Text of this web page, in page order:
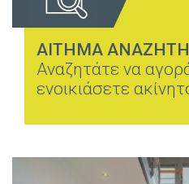
ΑΙΤΗΜΑ
Αναζητάτε να
ενοικιάσετε